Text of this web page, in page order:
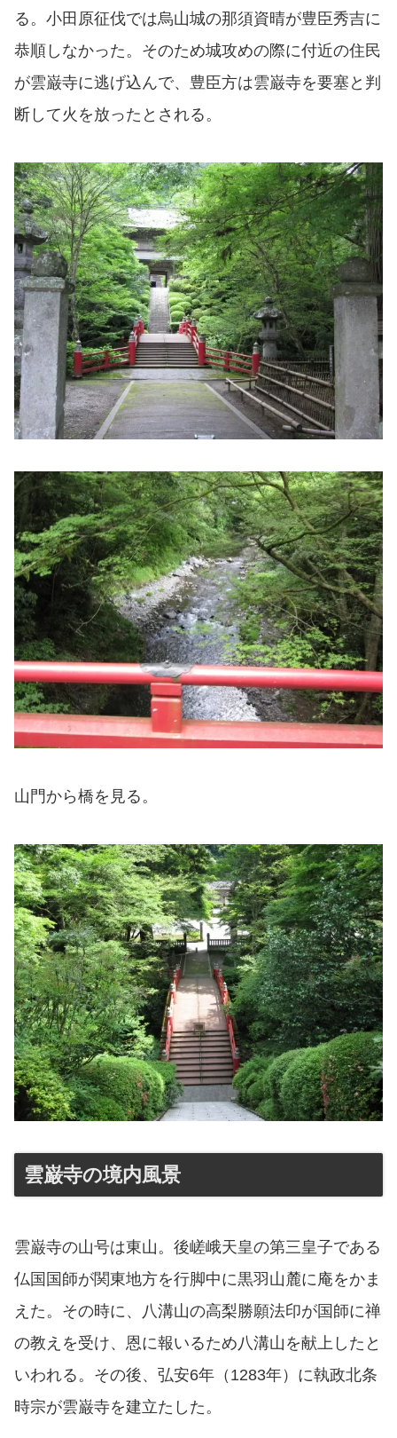
る。小田原征伐では烏山城の那須資晴が豊臣秀吉に
恭順しなかった。そのため城攻めの際に付近の住民
が雲巌寺に逃げ込んで、豊臣方は雲巌寺を要塞と判
断して火を放ったとされる。
山門から橋を見る。
雲巌寺の境内風景
雲巌寺の山号は東山。後嵯峨天皇の第三皇子である
仏国国師が関東地方を行脚中に黒羽山麓に庵をかま
えた。その時に、八溝山の高梨勝願法印が国師に禅
の教えを受け、恩に報いるため八溝山を献上したと
いわれる。その後、弘安6年（1283年）に執政北条
時宗が雲巌寺を建立たした。